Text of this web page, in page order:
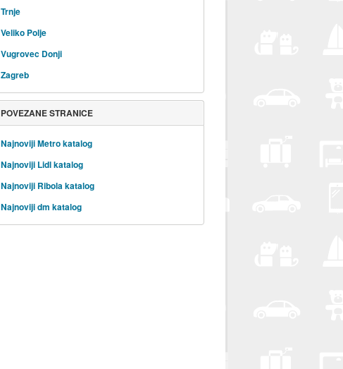
Trnje
Veliko Polje
Vugrovec Donji
Zagreb
POVEZANE STRANICE
Najnoviji Metro katalog
Najnoviji Lidl katalog
Najnoviji Ribola katalog
Najnoviji dm katalog